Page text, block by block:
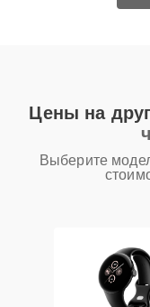
Цены на
Выберите